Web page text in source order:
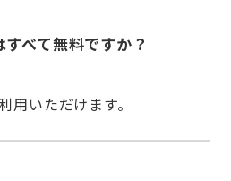
べて無料ですか？
用いただけます。